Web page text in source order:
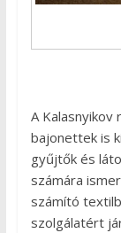
A
bajonettek is
gyűjtők és
számára
számító
szolgálatért